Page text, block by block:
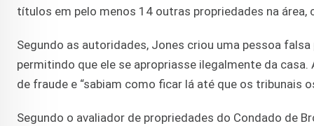
títulos em pelo menos 14 outras propriedades na área,
Segundo as autoridades, Jones criou uma pessoa
permitindo que ele se apropriasse ilegalmente da
de fraude e “sabiam como ficar lá até que os tribunais
Segundo o avaliador de propriedades do Condado de